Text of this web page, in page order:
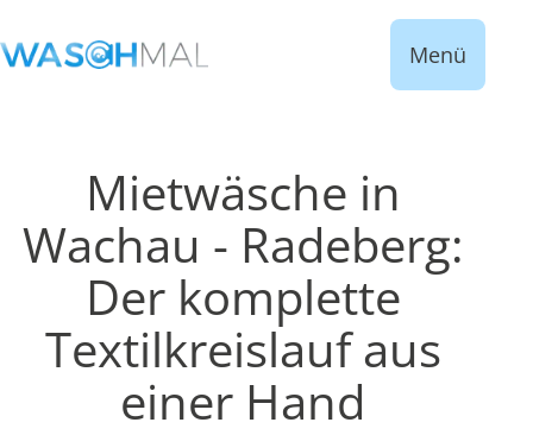
Menü
Mietwäsche in
Wachau - Radeberg:
Der komplette
Textilkreislauf aus
einer Hand